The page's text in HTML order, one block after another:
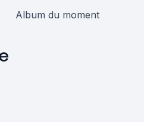
Album du moment